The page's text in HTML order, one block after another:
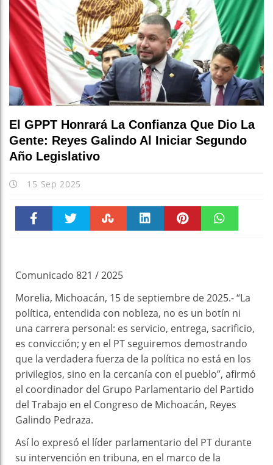
El GPPT Honrará La Confianza Que Dio La
Gente: Reyes Galindo Al Iniciar Segundo
Año Legislativo
15 Sep 2025
Comunicado 821 / 2025
Morelia, Michoacán, 15 de septiembre de 2025.- “La
política, entendida con nobleza, no es un botín ni
una carrera personal: es servicio, entrega, sacrificio,
es convicción; y en el PT seguiremos demostrando
que la verdadera fuerza de la política no está en los
privilegios, sino en la cercanía con el pueblo”, afirmó
el coordinador del Grupo Parlamentario del Partido
del Trabajo en el Congreso de Michoacán, Reyes
Galindo Pedraza.
Así lo expresó el líder parlamentario del PT durante
su intervención en tribuna, en el marco de la